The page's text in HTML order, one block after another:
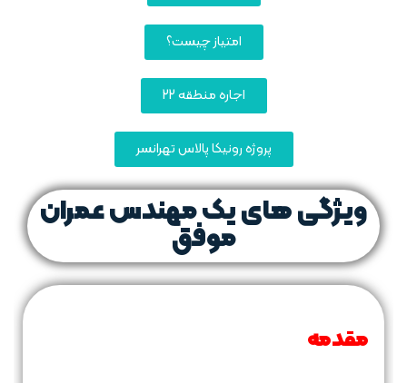
امتیاز چیست؟
اجاره منطقه 22
پروژه رونیکا پالاس تهرانسر
ویژگی‌ های یک مهندس عمران
موفق
مقدمه